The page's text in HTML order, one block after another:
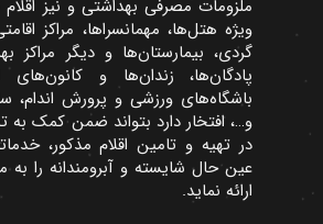
ملزومات مصرفی بهداشتی و نیز
ویژه هتل‌ها، مهمانسراها، مراکز
گردی، بیمارستان‌ها و دیگر مراکز
پادگان‌ها، زندان‌ها و کانون‌های
باشگاه‌های ورزشی و پرورش اندام،
و…، افتخار دارد بتواند ضمن کمک
در تهیه و تامین اقلام مذکور،
عین حال شایسته و آبرومندانه را به
ارائه نماید.